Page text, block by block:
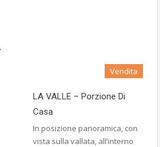
Vendita
LA VALLE – Porzione Di
Casa
In posizione panoramica, con
vista sulla vallata, all’interno